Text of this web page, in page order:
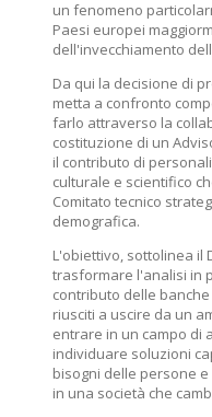
un fenomeno
Paesi europei
dell'invecchiamento
Da qui la decisione di
metta a confronto
farlo attraverso la
costituzione di un
il contributo di
culturale e scientifico
Comitato tecnico
demografica.
L'obiettivo, sottolinea il
trasformare l'analisi in
contributo delle
riusciti a uscire da un
entrare in un campo di
individuare soluzioni
bisogni delle persone
in una società che